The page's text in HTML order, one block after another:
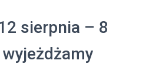
sierpnia – 8